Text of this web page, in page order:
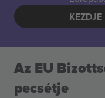
Az EU
pecsétje